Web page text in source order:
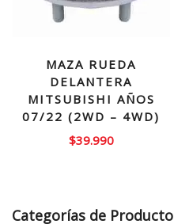
MAZA RUEDA
DELANTERA
MITSUBISHI AÑOS
07/22 (2WD – 4WD)
$39.990
Categorías de Producto